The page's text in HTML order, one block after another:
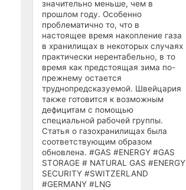
значительно меньше, чем в
прошлом году. Особенно
проблематично то, что в
настоящее время накопление газа
в хранилищах в некоторых случаях
практически нерентабельно, в то
время как предстоящая зима по-
прежнему остается
труднопредсказуемой. Швейцария
также готовится к возможным
дефицитам с помощью
специальной рабочей группы.
Статья о газохранилищах была
соответствующим образом
обновлена. #GAS #ENERGY #GAS
STORAGE # NATURAL GAS #ENERGY
SECURITY #SWITZERLAND
#GERMANY #LNG